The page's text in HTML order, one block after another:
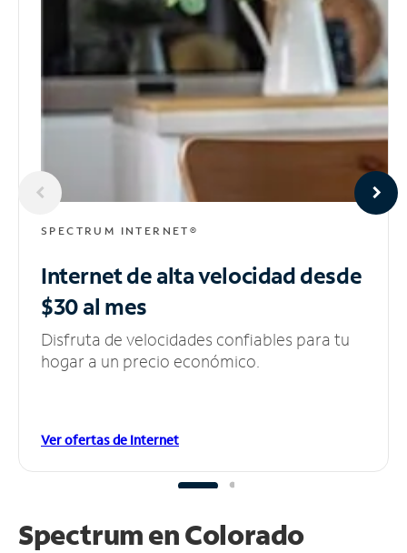
SPECTRUM INTERNET®
Internet de alta velocidaddesde
$30 al mes
Disfruta de velocidades confiables para tu
hogar a un precio económico.
Ver ofertas de Internet
Spectrum enColorado